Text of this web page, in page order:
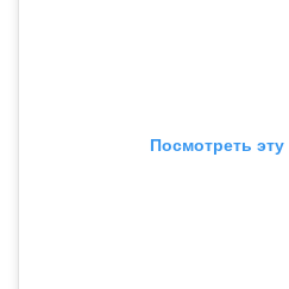
Посмотреть